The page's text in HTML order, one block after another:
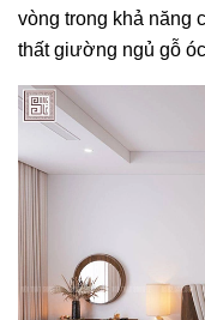
vòng trong khả năng
thất giường ngủ gỗ